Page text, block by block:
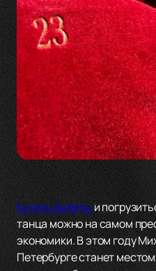
Купить билеты и
танца можно на самом
экономики. В этом году
Петербурге станет